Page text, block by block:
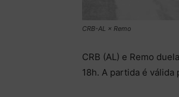
CRB-AL × Remo
CRB (AL) e Remo
18h. A partida é válida